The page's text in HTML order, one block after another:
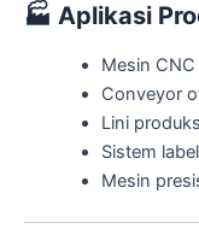
🏭 Aplikasi
Mesin
Conveyor
Lini
Sistem
Mesin